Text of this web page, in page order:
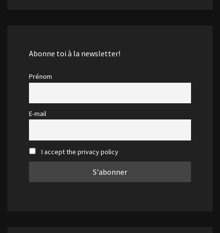
Abonne toi à la newsletter!
Prénom
E-mail
I accept the privacy policy